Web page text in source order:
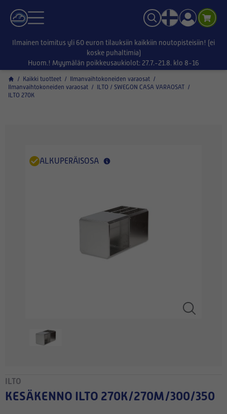
Ilmainen toimitus yli 60 euron tilauksiin kaikkiin noutopisteisiin! (ei
koske puhaltimia)
Huom.! Myymälän poikkeusaukiolot: 27.7.-21.8. klo 8-16
/ Kaikki tuotteet / Ilmanvaihtokoneiden varaosat /
Ilmanvaihtokoneiden varaosat / ILTO / SWEGON CASA VARAOSAT /
ILTO 270K
ALKUPERÄISOSA
ILTO
KESÄKENNO ILTO 270K/270M/300/350